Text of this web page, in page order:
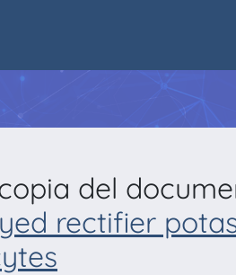
del
rectifier